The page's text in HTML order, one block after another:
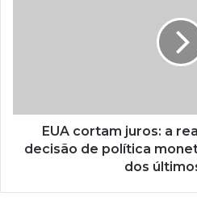
EUA cortam juros: a
decisão de política
dos